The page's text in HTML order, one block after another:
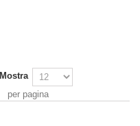
Mostra
per pagina